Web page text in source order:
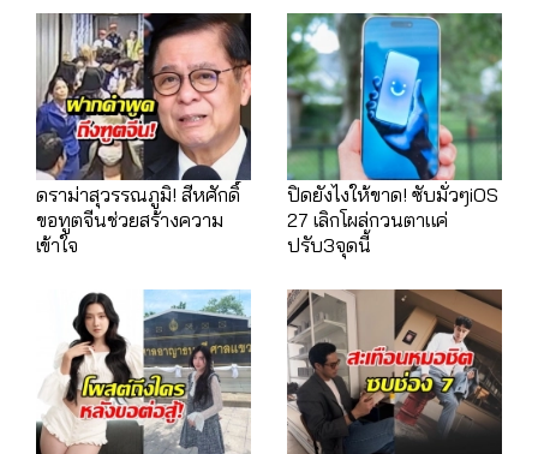
ดราม่าสุวรรณภูมิ! สีหศักดิ์
ขอทูตจีนช่วยสร้างความ
เข้าใจ
ปิดยังไงให้ขาด! ซับมั่วๆiOS
27 เลิกโผล่กวนตาแค่
ปรับ3จุดนี้